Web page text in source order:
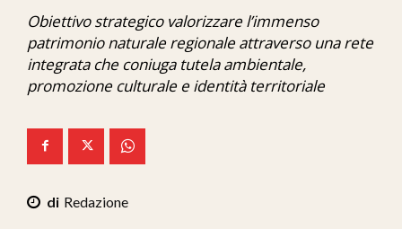
Ita-Mondo
C7 Play
Mix Zone
Obiettivo strategico valorizzare l’immenso
patrimonio naturale regionale attraverso una rete
integrata che coniuga tutela ambientale,
promozione culturale e identità territoriale
Redazione